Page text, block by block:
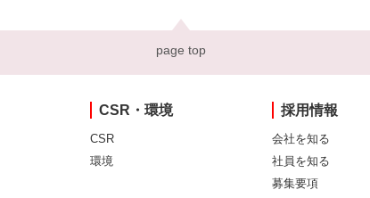
page top
CSR・環境
CSR
環境
採用情報
会社を知る
社員を知る
募集要項